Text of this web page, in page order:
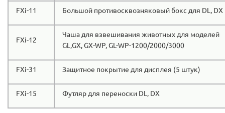
FXi-11 Большой противосквозняковый бокс для DL, DX
FXi-12
Чаша для взвешивания животных для моделей
GL,GX, GX-WP, GL-WP-1200/2000/3000
FXi-31 Защитное покрытие для дисплея (5 штук)
FXi-15 Футляр для переноски DL, DX